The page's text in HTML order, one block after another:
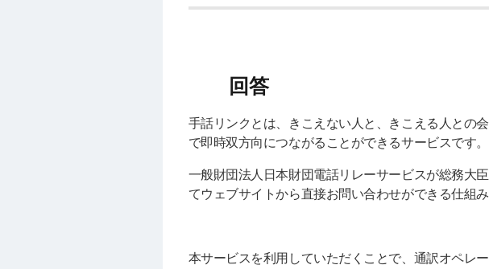
手話リンクとは、きこえない人と、きこえる人との
で即時双方向につながることができるサービスです。
一般財団法人日本財団電話リレーサービスが総務大
てウェブサイトから直接お問い合わせができる仕組み
本サービスを利用していただくことで、通訳オペレ